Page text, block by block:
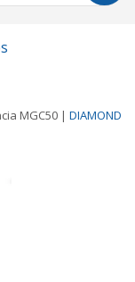
MGC50 | DIAMOND